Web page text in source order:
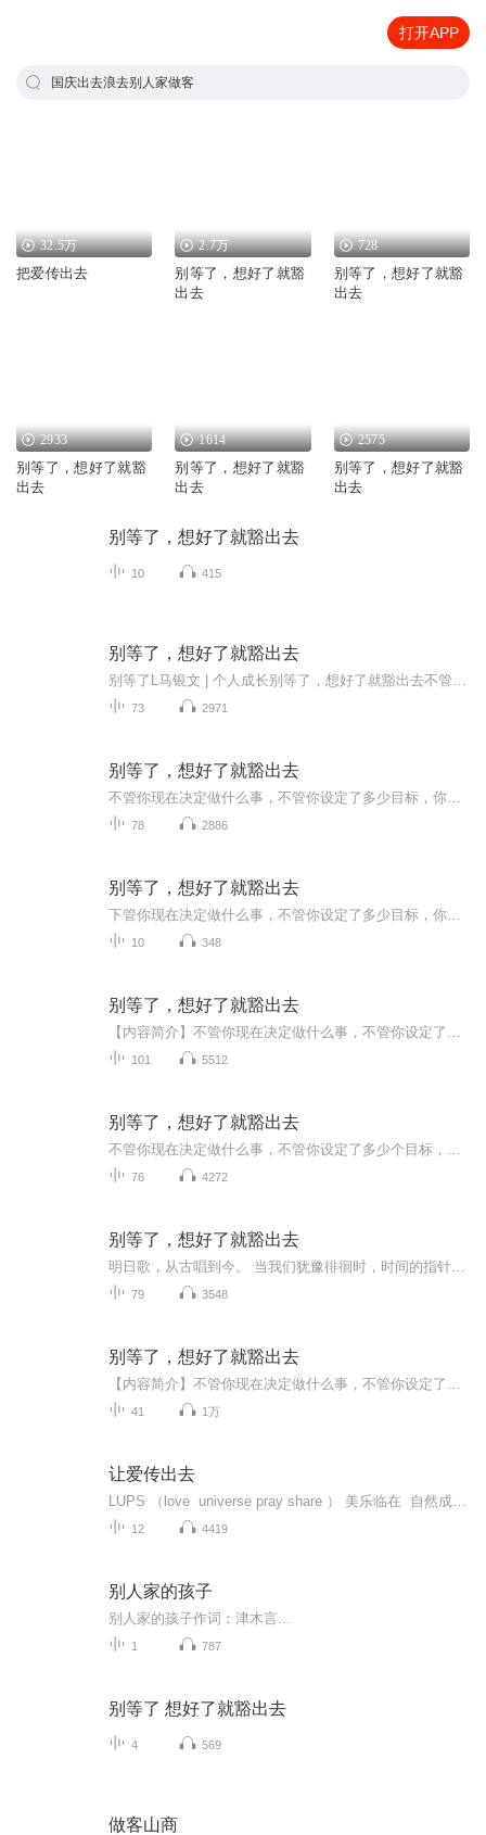
打开APP
国庆出去浪去别人家做客
32.5万
把爱传出去
2.7万
别等了，想好了就豁
出去
728
别等了，想好了就豁
出去
2933
别等了，想好了就豁
出去
1614
别等了，想好了就豁
出去
2575
别等了，想好了就豁
出去
别等了，想好了就豁出去
10 415
别等了，想好了就豁出去
73 2971
别等了，想好了就豁出去
78 2886
别等了，想好了就豁出去
10 348
别等了，想好了就豁出去
101 5512
别等了，想好了就豁出去
76 4272
别等了，想好了就豁出去
79 3548
别等了，想好了就豁出去
41 1万
让爱传出去
12 4419
别人家的孩子
别人家的孩子作词：津木言...
1 787
别等了 想好了就豁出去
4 569
做客山商